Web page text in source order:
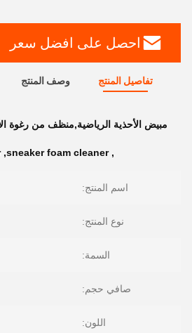
احصل على افضل سعر
تفاصيل المنتج وصف المنتج
مبيض الأحذية الرياضية,منظف من رغوة
,
sneaker foam cleaner
,
اسم المنتج:
نوع المنتج:
السمة:
صافي حجم:
اللون: